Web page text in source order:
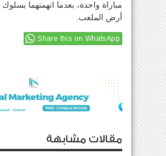
مباراة واحدة، بعدما اتهمتهما
أرض الملعب.
Share this on WhatsApp
مقالات مشابهة